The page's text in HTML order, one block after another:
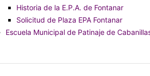
Historia de la E.P.A. de Fontanar
Solicitud de Plaza EPA Fontanar
Escuela Municipal de Patinaje de